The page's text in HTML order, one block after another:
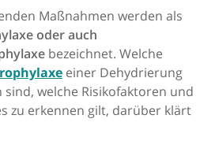
Maßnahmen werden als
oder auch
bezeichnet. Welche
einer Dehydrierung
welche Risikofaktoren und
zu erkennen gilt, darüber klärt